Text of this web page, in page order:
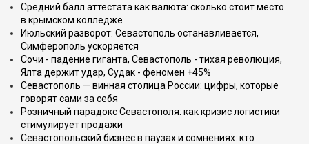
Средний балл аттестата как валюта: сколько стоит место
в крымском колледже
Июльский разворот: Севастополь останавливается,
Симферополь ускоряется
Сочи - падение гиганта, Севастополь - тихая революция,
Ялта держит удар, Судак - феномен +45%
Севастополь — винная столица России: цифры, которые
говорят сами за себя
Розничный парадокс Севастополя: как кризис логистики
стимулирует продажи
Севастопольский бизнес в паузах и сомнениях: кто